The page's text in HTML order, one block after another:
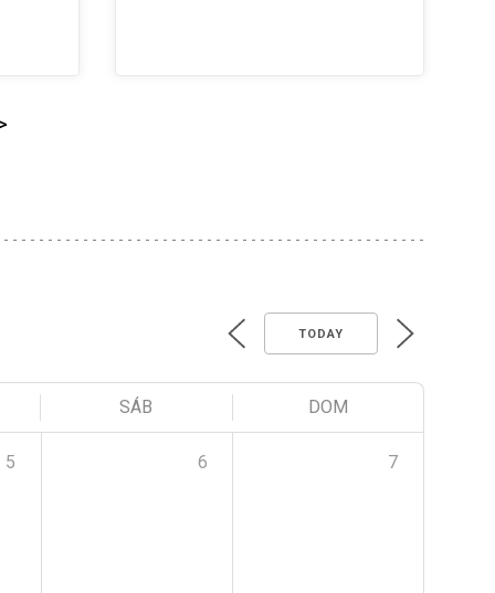
TODAY
SÁB DOM
5 6 7